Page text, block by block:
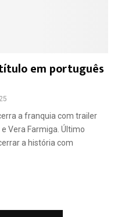
em português
a franquia com trailer
Vera Farmiga. Último
a história com